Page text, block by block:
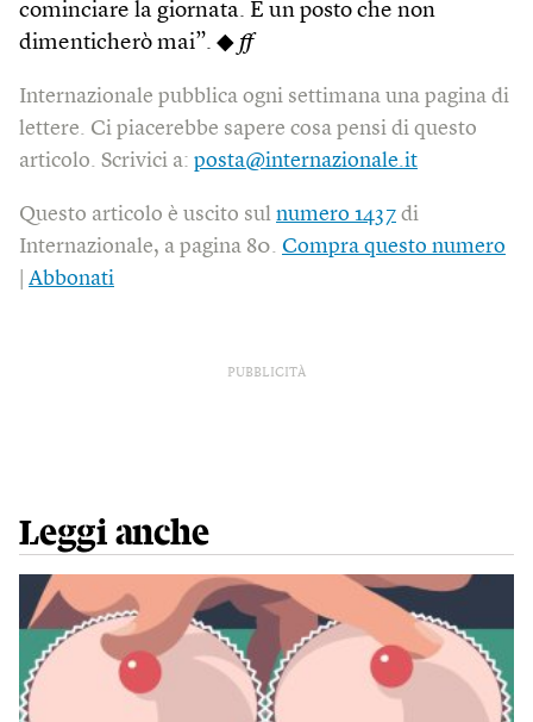
cominciare la giornata. È un posto che non
dimenticherò mai”. ◆ ff
Internazionale pubblica ogni settimana una pagina di
lettere. Ci piacerebbe sapere cosa pensi di questo
articolo. Scrivici a: posta@internazionale.it
Questo articolo è uscito sul numero 1437 di
Internazionale, a pagina 80. Compra questo numero
Abbonati
PUBBLICITÀ
Leggi anche